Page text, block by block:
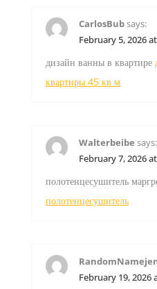
CarlosBubsays:
February 5, 2026
дизайн ванны в квартире
квартиры 45 кв м
Walterbeibe says:
February 7, 2026
полотенцесушитель
полотенцесушитель
February 19, 2026